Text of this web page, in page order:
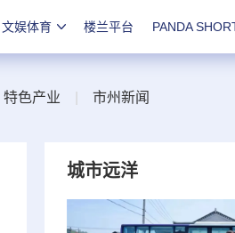
文娱体育 楼兰平台 PANDA
特色产业 市州新闻
城市远洋